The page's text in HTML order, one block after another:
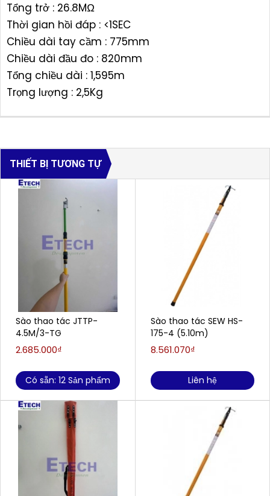
Tổng trở : 26.8MΩ
Thời gian hồi đáp : <1SEC
Chiều dài tay cầm : 775mm
Chiều dài đầu đo : 820mm
Tổng chiều dài : 1,595m
Trọng lượng : 2,5Kg
THIẾT BỊ TƯƠNG TỰ
Sào thao tác JTTP-
4.5M/3-TG
2.685.000₫
Có sẵn: 12 Sản phẩm
Sào thao tác SEW HS-
175-4 (5.10m)
8.561.070₫
Liên hệ